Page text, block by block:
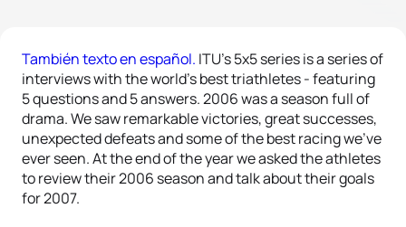
También texto en español. ITU’s 5x5 series is a series of
interviews with the world’s best triathletes - featuring
5 questions and 5 answers. 2006 was a season full of
drama. We saw remarkable victories, great successes,
unexpected defeats and some of the best racing we’ve
ever seen. At the end of the year we asked the athletes
to review their 2006 season and talk about their goals
for 2007.